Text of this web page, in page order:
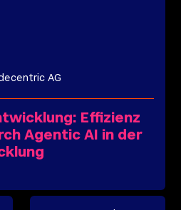
AG
Effizienz
Agentic AI in der